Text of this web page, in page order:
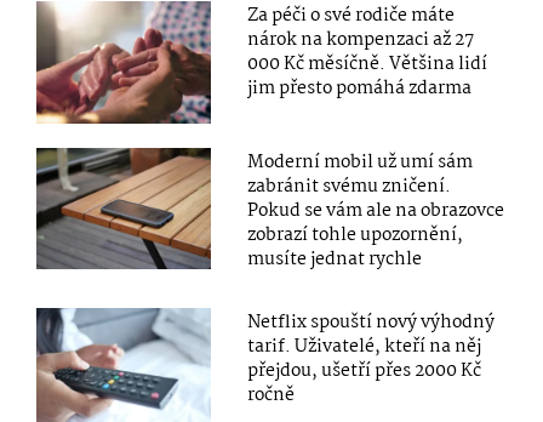
Za péči o své rodiče máte
nárok na kompenzaci až 27
000 Kč měsíčně. Většina lidí
jim přesto pomáhá zdarma
Moderní mobil už umí sám
zabránit svému zničení.
Pokud se vám ale na obrazovce
zobrazí tohle upozornění,
musíte jednat rychle
Netflix spouští nový výhodný
tarif. Uživatelé, kteří na něj
přejdou, ušetří přes 2000 Kč
ročně